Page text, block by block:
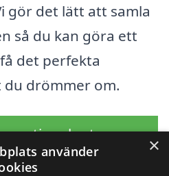
gör det lätt att samla
så du kan göra ett
det perfekta
drömmer om.
gratis och utan
×
använder